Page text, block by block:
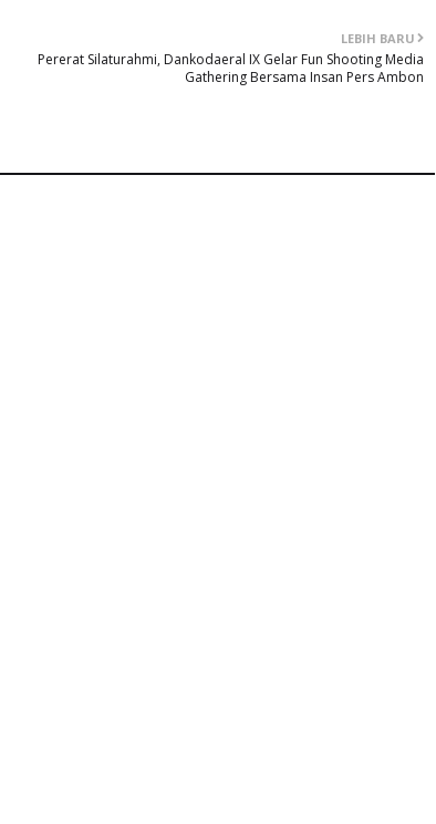
LEBIH BARU
Pererat Silaturahmi, Dankodaeral IX Gelar Fun Shooting Media
Gathering Bersama Insan Pers Ambon